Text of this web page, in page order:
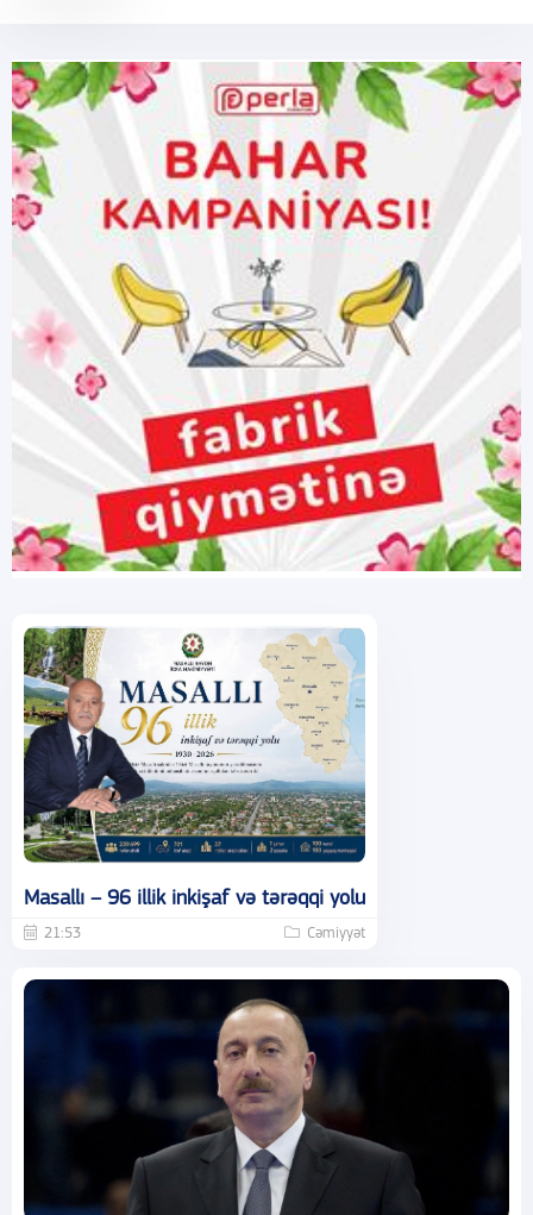
Masallı – 96 illik inkişaf və tərəqqi yolu
21:53 Cəmiyyət